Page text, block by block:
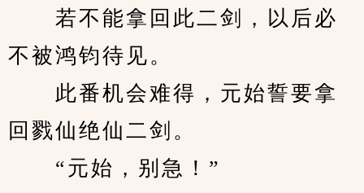
若不能拿回此二剑，以后必
不被鸿钧待见。
此番机会难得，元始誓要拿
回戮仙绝仙二剑。
“元始，别急！”